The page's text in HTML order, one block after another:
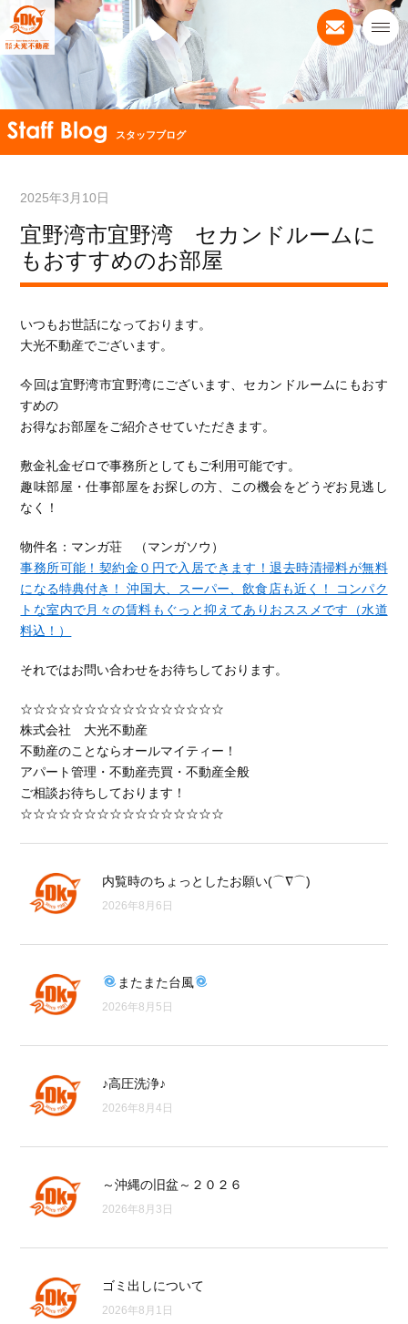
スタッフブログ
2025年3月10日
宜野湾市宜野湾 セカンドルームに
もおすすめのお部屋
いつもお世話になっております。
大光不動産でございます。
今回は宜野湾市宜野湾にございます、セカンドルームにもおす
すめの
お得なお部屋をご紹介させていただきます。
敷金礼金ゼロで事務所としてもご利用可能です。
趣味部屋・仕事部屋をお探しの方、この機会をどうぞお見逃し
なく！
物件名：マンガ荘 （マンガソウ）
事務所可能！契約金０円で入居できます！退去時清掃料が無料
になる特典付き！ 沖国大、スーパー、飲食店も近く！ コンパク
トな室内で月々の賃料もぐっと抑えてありおススメです（水道
料込！）
それではお問い合わせをお待ちしております。
☆☆☆☆☆☆☆☆☆☆☆☆☆☆☆☆
株式会社 大光不動産
不動産のことならオールマイティー！
アパート管理・不動産売買・不動産全般
ご相談お待ちしております！
☆☆☆☆☆☆☆☆☆☆☆☆☆☆☆☆
内覧時のちょっとしたお願い(⌒∇⌒)
2026年8月6日
またまた台風
2026年8月5日
♪高圧洗浄♪
2026年8月4日
～沖縄の旧盆～２０２６
2026年8月3日
ゴミ出しについて
2026年8月1日